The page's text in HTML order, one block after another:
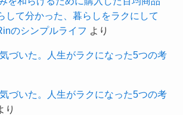
して分かった、暮らしをラクにして
のシンプルライフ より
づいた。人生がラクになった5つの考
づいた。人生がラクになった5つの考
り